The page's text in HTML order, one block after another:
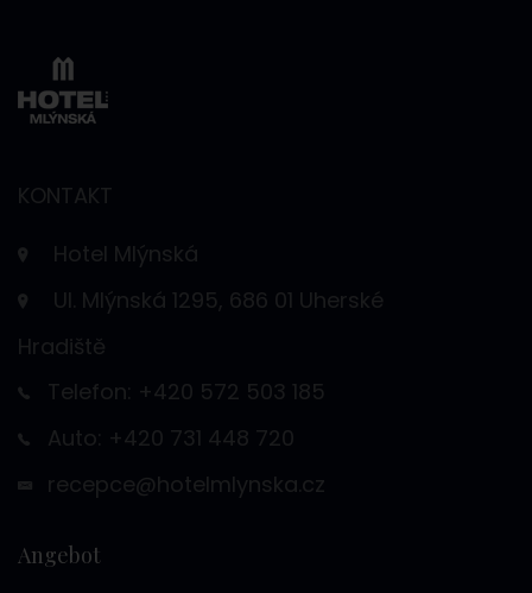
KONTAKT
Hotel Mlýnská
Ul. Mlýnská 1295, 686 01 Uherské
Hradiště
Telefon: +420 572 503 185
Auto: +420 731 448 720
recepce@hotelmlynska.cz
Angebot